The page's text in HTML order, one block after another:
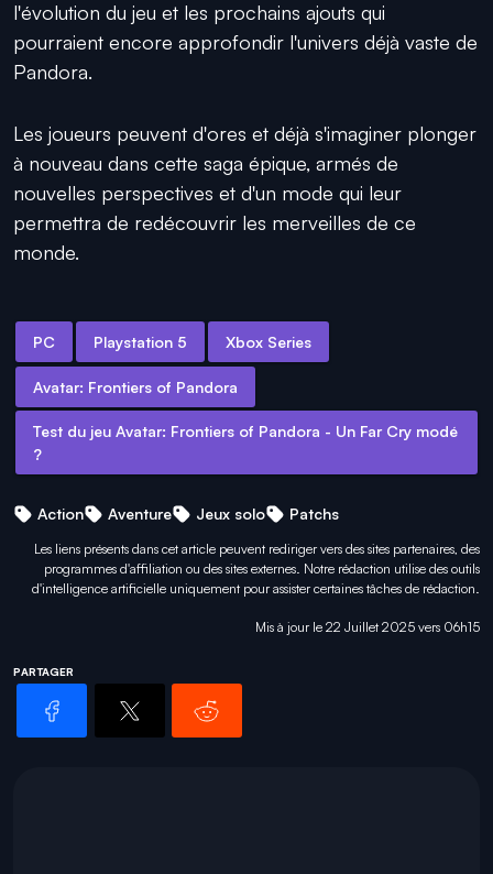
l'évolution du jeu et les prochains ajouts qui
pourraient encore approfondir l'univers déjà vaste de
Pandora.
Les joueurs peuvent d'ores et déjà s'imaginer plonger
à nouveau dans cette saga épique, armés de
nouvelles perspectives et d'un mode qui leur
permettra de redécouvrir les merveilles de ce
monde.
PC Playstation 5 Xbox Series
Avatar: Frontiers of Pandora
Test du jeu Avatar: Frontiers of Pandora - Un Far Cry modé
?
Action Aventure Jeux solo Patchs
Les liens présents dans cet article peuvent rediriger vers des sites partenaires, des
programmes d'affiliation ou des sites externes. Notre rédaction utilise des outils
d'intelligence artificielle uniquement pourassister certaines tâches de rédaction.
Mis à jour le 22 Juillet 2025 vers 06h15
PARTAGER